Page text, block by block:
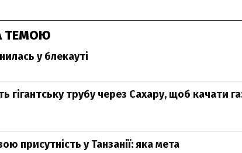
ТЕМОЮ
у блекауті
гігантську трубу через Сахару, щоб качати
присутність у Танзанії: яка мета